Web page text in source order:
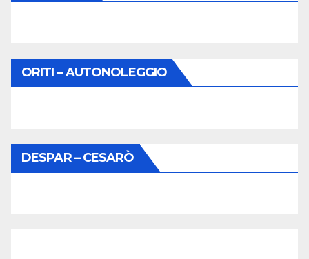
ORITI – AUTONOLEGGIO
DESPAR – CESARÒ